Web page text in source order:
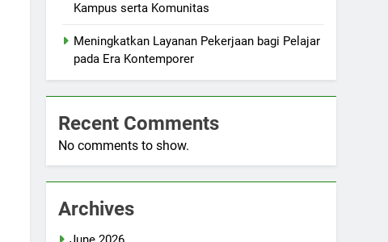
Kampus serta Komunitas
Meningkatkan Layanan Pekerjaan bagi Pelajar
pada Era Kontemporer
Recent Comments
No comments to show.
Archives